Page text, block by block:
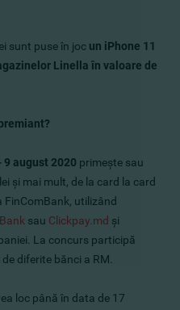
sunt puse în joc un iPhone 11
Linella în valoare de
9 august 2020 primeşte sau
şi mai mult, de la card la card
utilizând
sau Clickpay.md şi
La concurs participă
diferite bănci a RM.
loc până în data de 17